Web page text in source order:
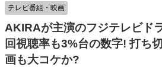
AKIRAが主演のフジテレビド
回視聴率も3%台の数字! 打ち
画も大コケか?
テレビ番組・映画